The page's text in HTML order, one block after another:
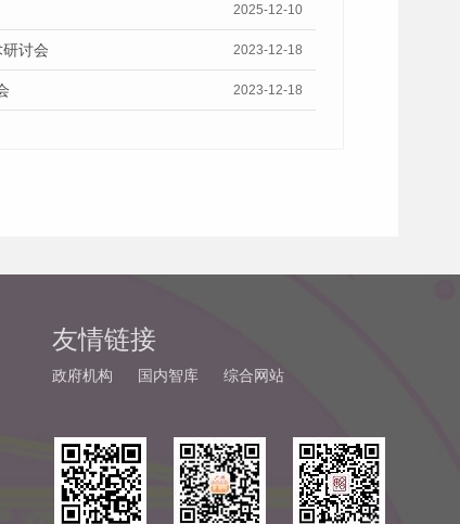
2025-12-10
讨会 2023-12-18
2023-12-18
友情链接
政府机构 国内智库 综合网站